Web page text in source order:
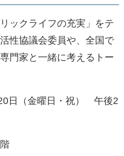
ックライフの充実」をテ
性協議会委員や、全国で
門家と一緒に考えるトー
（金曜日・祝） 午後2